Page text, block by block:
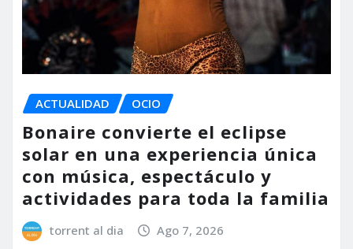
ACTUALIDAD OCIO
Bonaire convierte el eclipse
solar en una experiencia única
con música, espectáculo y
actividades para toda la familia
torrent al dia Ago 7, 2026